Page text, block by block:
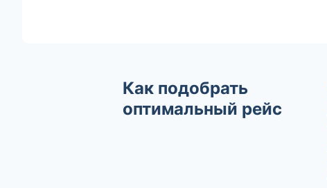
Как подобрать
оптимальный рейс